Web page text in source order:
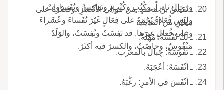
ورُخالٍ نادراً، وكُتُبٍ وكُتْبٍ، ونَوافِسُ ونُفَساواتٌ.
وليس فُعَلاءُ يُجْمَعُ على فِعَالٍ غَيْرَ نُفَساءَ وعُشَراءَ
وعلى فُعالٍ غيرَها. قد نَفِسَتْ ونُفِسَتْ، والوَلَدُ
مَنْفُوسٌ، وحاضَتْ، والكسرُ فيه أكثَرُ.
ـ نَفيسُ بنُ محمدٍ: من مَوالِي الأنْصَارِ، وقَصْرُهُ على
مِيلَيْنِ من المَدِينَةِ.
ـ لَكَ نُفْسَةٌ: مُهْلَةٌ.
ـ نَفُوسَةٌ: جِبالٌ بالمغرب.
ـ أنْفَسَهُ: أعْجَبَهُ.
ـ أنْفَسَ في الأمرِ: رغَّبَهُ.